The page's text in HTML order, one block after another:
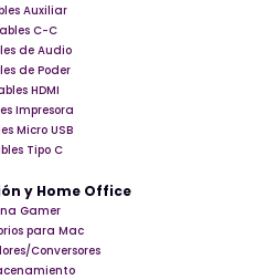
Auxiliar
C-C
de Audio
de Poder
HDMI
Impresora
Micro USB
Tipo C
y Home Office
Gamer
para Mac
Conversores